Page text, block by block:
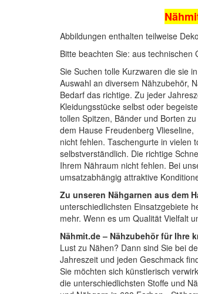
Abbildungen enthalten teilweise
Bitte beachten Sie: aus
Sie Suchen tolle Kurzwaren die sie
Auswahl an diversem Nähzubehör,
Bedarf das richtige. Zu jeder
Kleidungsstücke selbst oder
tollen Spitzen, Bänder und Borten
dem Hause Freudenberg
nicht fehlen. Taschengurte in vielen
selbstverständlich. Die richtige
Ihrem Nähraum nicht fehlen. Bei
umsatzabhängig attraktive
Zu unseren Nähgarnen aus dem
unterschiedlichsten Einsatzgebiete
mehr. Wenn es um Qualität Vielfalt
Nähmit.de – Nähzubehör für Ihre
Lust zu Nähen? Dann sind Sie bei
Jahreszeit und jeden Geschmack
Sie möchten sich künstlerisch
die unterschiedlichsten Stoffe und